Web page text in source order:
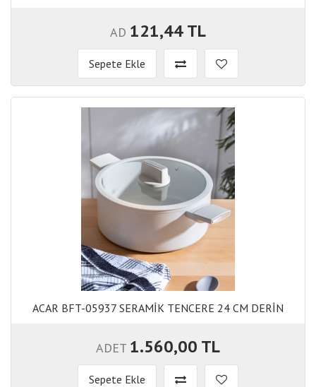
AD 121,44 TL
Sepete Ekle
ACAR BFT-05937 SERAMİK TENCERE 24 CM DERİN
ADET 1.560,00 TL
ACAR BFT-05937 SERAMİK TENCERE 24 CM DERİN
Sepete Ekle